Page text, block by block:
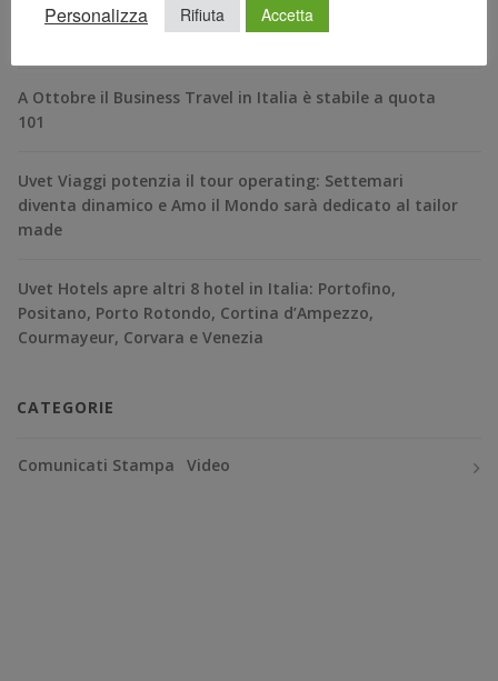
BizTravel Forum 2024: al via la XXII edizione dell’evento
italiano del business travel dal titolo “Tabula Rasa”
A Ottobre il Business Travel in Italia è stabile a quota
101
Uvet Viaggi potenzia il tour operating: Settemari
diventa dinamico e Amo il Mondo sarà dedicato al tailor
made
Uvet Hotels apre altri 8 hotel in Italia: Portofino,
Positano, Porto Rotondo, Cortina d’Ampezzo,
Courmayeur, Corvara e Venezia
CATEGORIE
Comunicati Stampa Video
Personalizza Rifiuta Accetta